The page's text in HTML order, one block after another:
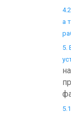
а
5.